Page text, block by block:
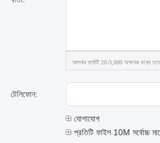
আপনার বার্তাটি 20-3,000 অক্ষরের মধ্যে
টেলিফোন:
যোগাযোগ
প্রতিটি ফাইল 10M সর্বোচ্চ